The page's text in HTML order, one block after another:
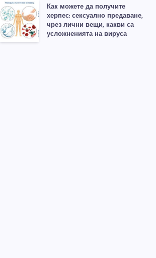
Как можете да получите
херпес: сексуално предаване,
чрез лични вещи, какви са
усложненията на вируса